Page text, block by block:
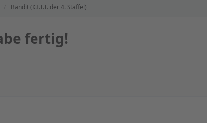
Bandit (K.I.T.T. der 4. Staffel)
fertig!